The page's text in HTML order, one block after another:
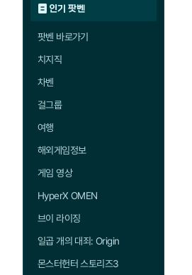
인기 팟벤
팟벤 바로가기
치지직
차벤
걸그룹
여행
해외게임정보
게임 영상
HyperX OMEN
브이 라이징
일곱 개의 대죄: Origin
몬스터헌터 스토리즈3